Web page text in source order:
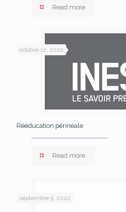
Read more
octobre 12, 2022
Rééducation périnéale
Read more
septembre 9, 2022